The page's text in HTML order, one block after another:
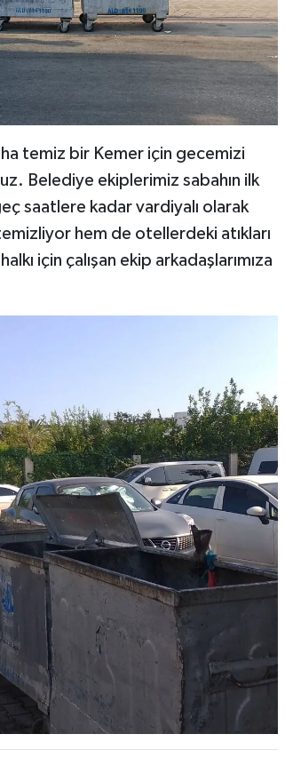
temiz bir Kemer için gecemizi
Belediye ekiplerimiz sabahın ilk
saatlere kadar vardiyalı olarak
hem de otellerdeki atıkları
için çalışan ekip arkadaşlarımıza